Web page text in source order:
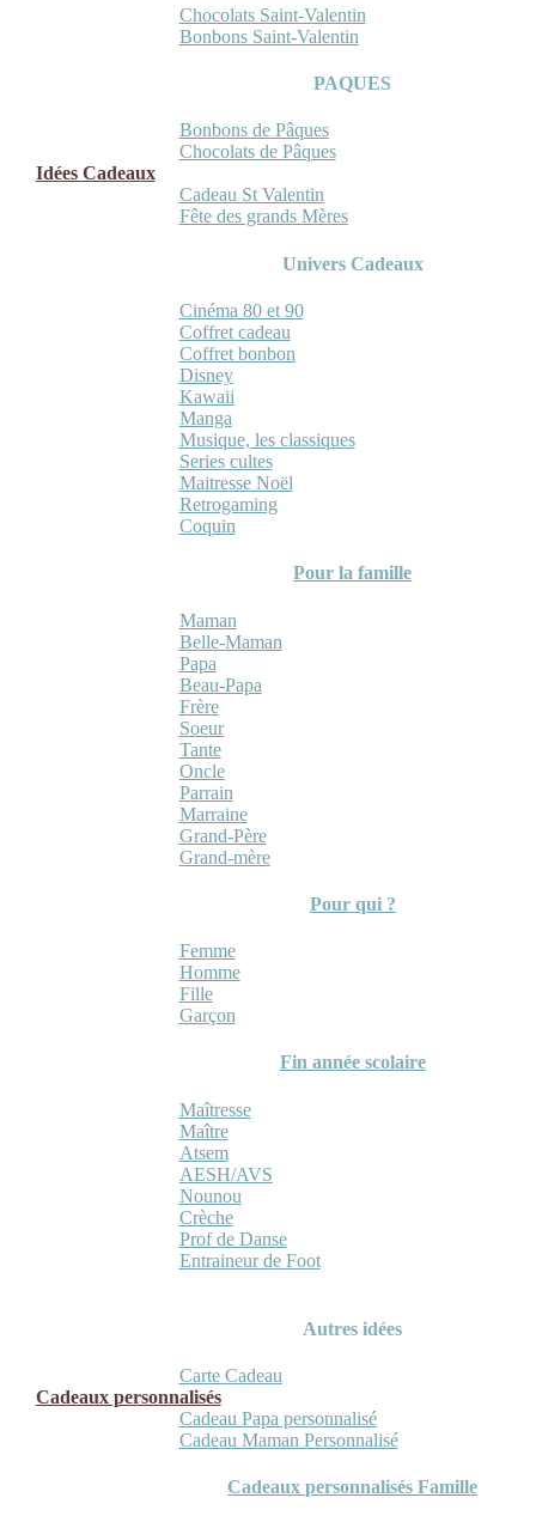
Chocolats Saint-Valentin
Bonbons Saint-Valentin
PAQUES
Bonbons de Pâques
Chocolats de Pâques
Idées Cadeaux
Cadeau St Valentin
Fête des grands Mères
Univers Cadeaux
Cinéma 80 et 90
Coffret cadeau
Coffret bonbon
Disney
Kawaii
Manga
Musique, les classiques
Series cultes
Maitresse Noël
Retrogaming
Coquin
Pour la famille
Maman
Belle-Maman
Papa
Beau-Papa
Frère
Soeur
Tante
Oncle
Parrain
Marraine
Grand-Père
Grand-mère
Pour qui ?
Femme
Homme
Fille
Garçon
Fin année scolaire
Maîtresse
Maître
Atsem
AESH/AVS
Nounou
Crèche
Prof de Danse
Entraineur de Foot
Autres idées
Carte Cadeau
Cadeaux personnalisés
Cadeau Papa personnalisé
Cadeau Maman Personnalisé
Cadeaux personnalisés Famille